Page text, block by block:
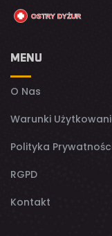
MENU
O Nas
Warunki
Polityka
RGPD
Kontakt